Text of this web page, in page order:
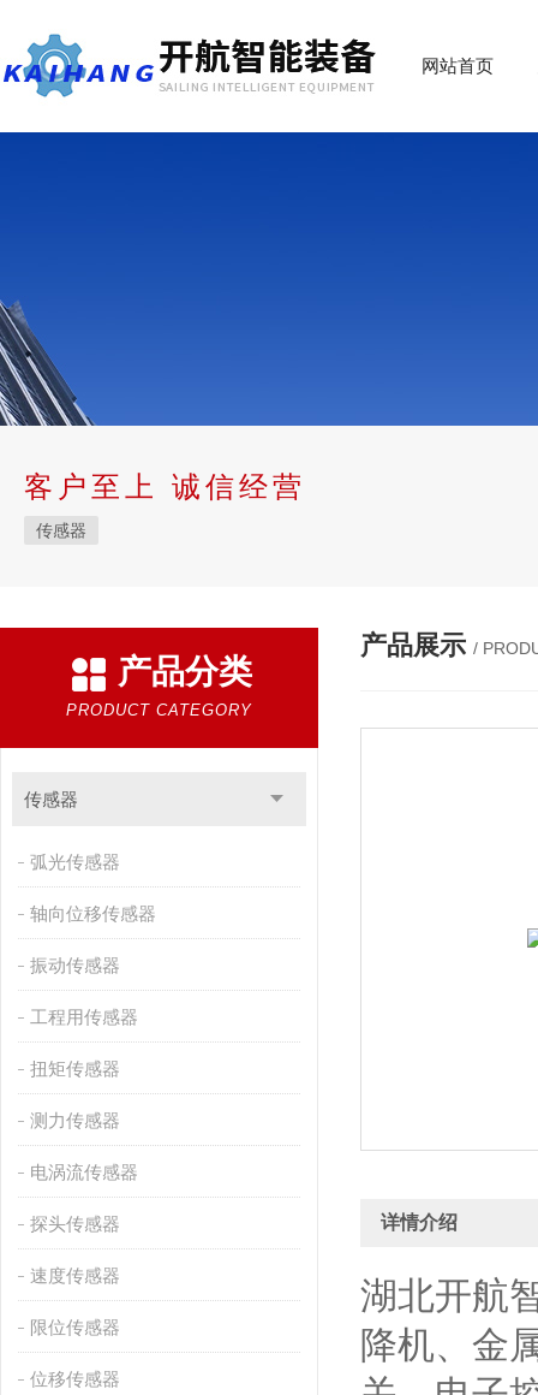
网站首页
客户至上 诚信经营
传感器
产品分类
PRODUCT CATEGORY
传感器
弧光传感器
轴向位移传感器
振动传感器
工程用传感器
扭矩传感器
测力传感器
电涡流传感器
探头传感器
速度传感器
限位传感器
位移传感器
产品展示 /
详情介绍
湖北开航
降机、金